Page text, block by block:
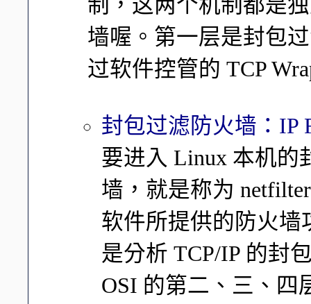
制，这两个机制都是
墙喔。第一层是封包
过软件控管的 TCP
封包过滤防火墙：IP
要进入 Linux 本机的
墙，就是称为
软件所提供的防火墙
是分析 TCP/IP 的封
OSI 的第二、三、四